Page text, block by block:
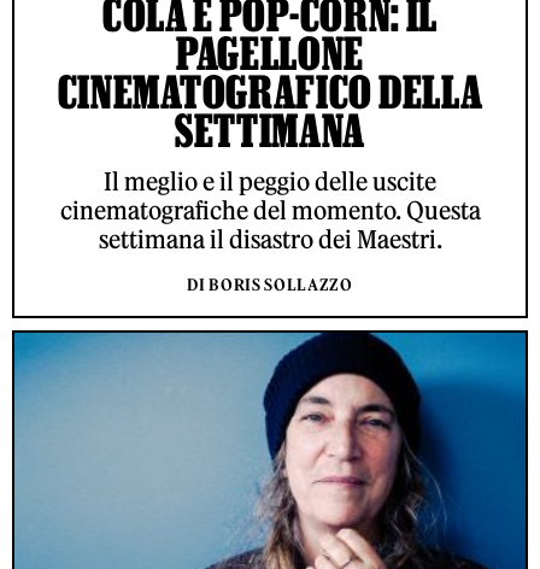
COLA E POP-CORN: IL
PAGELLONE
CINEMATOGRAFICO DELLA
SETTIMANA
Il meglio e il peggio delle uscite
cinematografiche del momento. Questa
settimana il disastro dei Maestri.
DI BORIS SOLLAZZO